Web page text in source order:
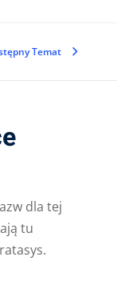
Temat
dla tej
tu